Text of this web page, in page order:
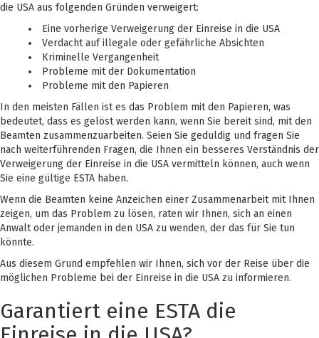
die USA aus folgenden Gründen verweigert:
Eine vorherige Verweigerung der Einreise in die USA
Verdacht auf illegale oder gefährliche Absichten
Kriminelle Vergangenheit
Probleme mit der Dokumentation
Probleme mit den Papieren
In den meisten Fällen ist es das Problem mit den Papieren, was
bedeutet, dass es gelöst werden kann, wenn Sie bereit sind, mit den
Beamten zusammenzuarbeiten. Seien Sie geduldig und fragen Sie
nach weiterführenden Fragen, die Ihnen ein besseres Verständnis der
Verweigerung der Einreise in die USA vermitteln können, auch wenn
Sie eine gültige ESTA haben.
Wenn die Beamten keine Anzeichen einer Zusammenarbeit mit Ihnen
zeigen, um das Problem zu lösen, raten wir Ihnen, sich an einen
Anwalt oder jemanden in den USA zu wenden, der das für Sie tun
könnte.
Aus diesem Grund empfehlen wir Ihnen, sich vor der Reise über die
möglichen Probleme bei der Einreise in die USA zu informieren.
Garantiert eine ESTA die